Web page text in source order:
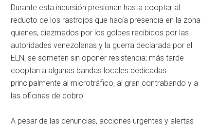
Durante esta incursión presionan hasta cooptar al
reducto de los rastrojos que hacía presencia en la zona
quienes, diezmados por los golpes recibidos por las
autoridades venezolanas y la guerra declarada por el
ELN, se someten sin oponer resistencia; más tarde
cooptan a algunas bandas locales dedicadas
principalmente al microtráfico, al gran contrabando y a
las oficinas de cobro.
A pesar de las denuncias, acciones urgentes y alertas